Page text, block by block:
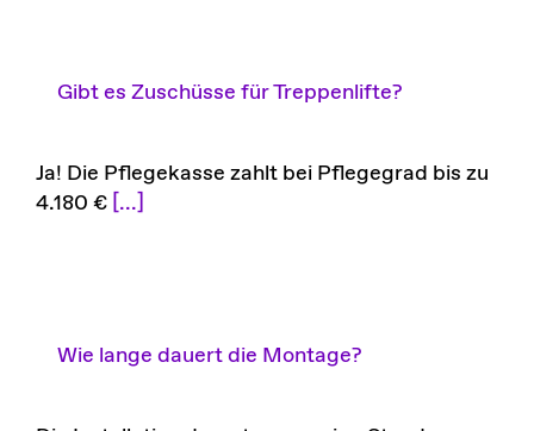
Gibt es Zuschüsse für Treppenlifte?
Ja! Die Pflegekasse zahlt bei Pflegegrad bis zu
4.180 € [...]
Wie lange dauert die Montage?